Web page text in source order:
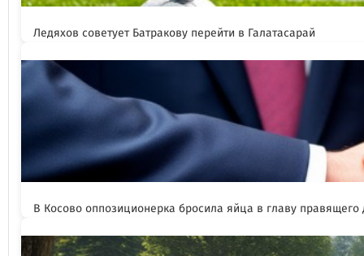
Ледяхов советует Батракову перейти в Галатасарай
В Косово оппозиционерка бросила яйца в главу